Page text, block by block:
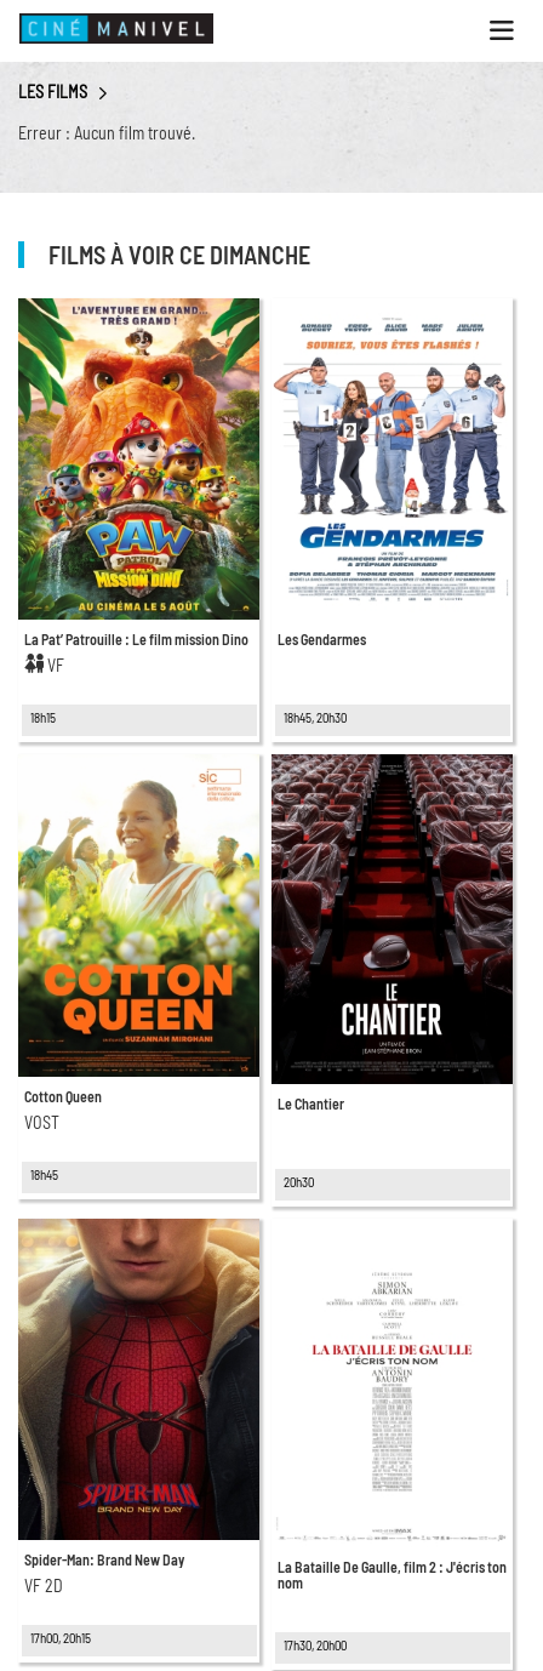
le
menu
ACCUEIL
PROGRAMME
ANIMATIONS
CINÉ CAFÉ | RESTAURANT
INFOS PRATIQUES
LES FILMS
Erreur : Aucun film trouvé.
FILMS À VOIR CE DIMANCHE
La Pat’ Patrouille : Le film mission Dino
VF
18h15
Les Gendarmes
18h45, 20h30
Cotton Queen
VOST
18h45
Le Chantier
20h30
Spider-Man: Brand New Day
VF 2D
17h00, 20h15
La Bataille De Gaulle, film 2 : J'écris ton
nom
17h30, 20h00